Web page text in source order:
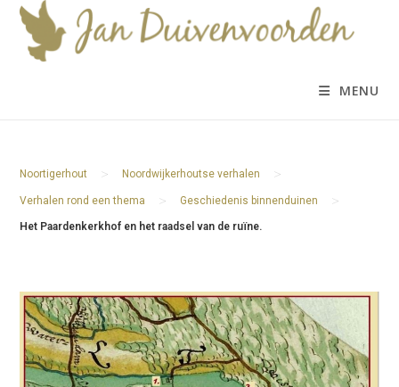
inhoud
MENU
Noortigerhout > Noordwijkerhoutse verhalen >
Verhalen rond een thema > Geschiedenis binnenduinen >
Het Paardenkerkhof en het raadsel van de ruïne.